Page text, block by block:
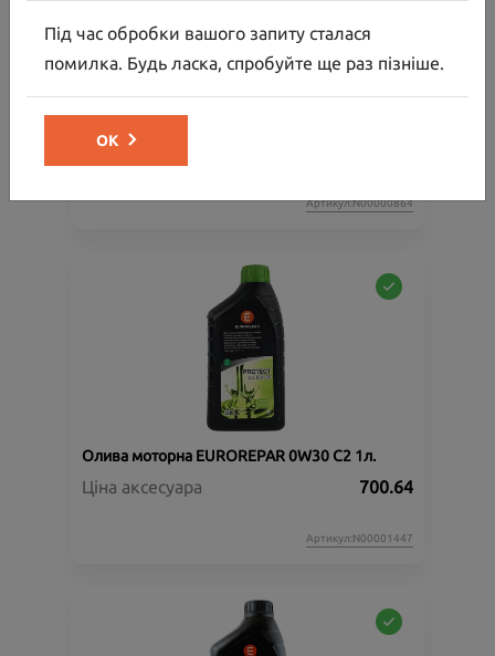
Багажник на дах
Артикул:N00000864
Олива моторна EUROREPAR 0W30 C2 1л.
Ціна аксесуара 700.64
Артикул:N00001447
Під час обробки вашого запиту сталася
помилка. Будь ласка, спробуйте ще раз пізніше.
ОК